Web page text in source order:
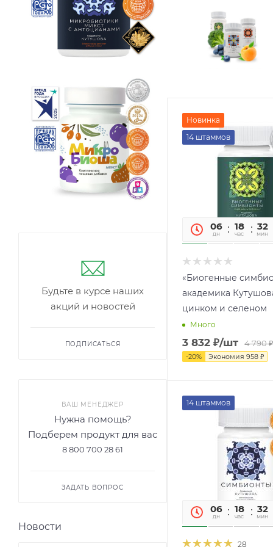
Новинка
14 штаммов
06
дн
18
час
32
мин
«Биогенные
академика
цинком и селеном
Много
3 832 ₽/шт 4 790₽
-20% Экономия 958 ₽
14 штаммов
06
дн
18
час
32
мин
28
Будьте в курсе наших
акций и новостей
ПОДПИСАТЬСЯ
ВАШ МЕНЕДЖЕР
Нужна помощь?
Подберем продукт для вас
8 800 700 28 61
ЗАДАТЬ ВОПРОС
Новости